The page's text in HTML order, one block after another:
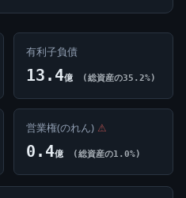
有利子負債
13.4億 (総資産の35.2%)
営業権(のれん) ⚠
0.4億 (総資産の1.0%)